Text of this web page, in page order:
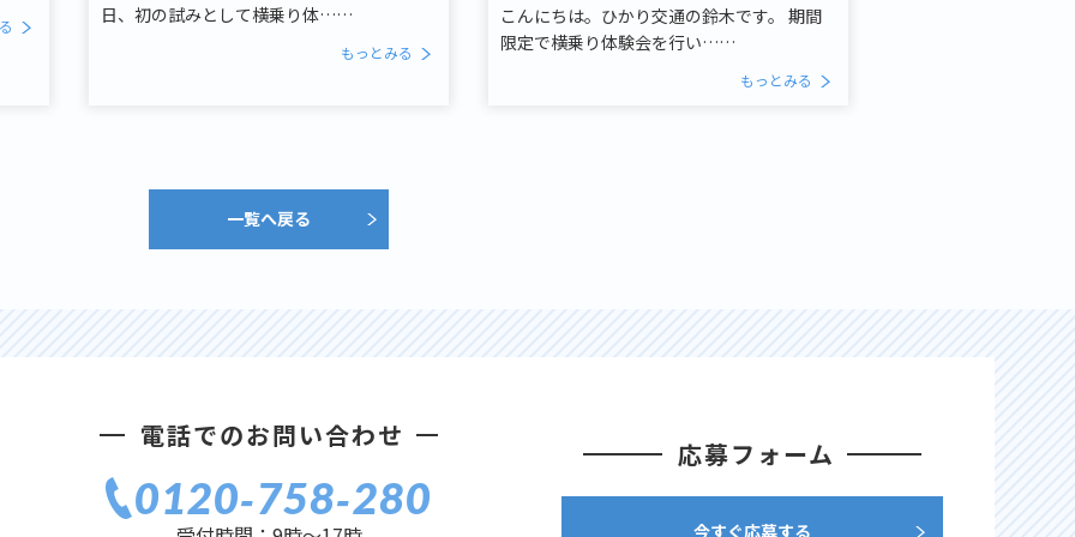
日、初の試みとして横乗り体……
もっとみる
こんにちは。ひかり交通の鈴木です。 期間
限定で横乗り体験会を行い……
もっとみる
一覧へ戻る
電話でのお問い合わせ
0120‐758‐280
応募フォーム
今すぐ応募する